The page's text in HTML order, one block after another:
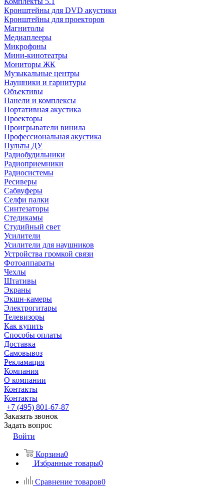
Кронштейны для DVD акустики
Кронштейны для проекторов
Магнитолы
Медиаплееры
Микрофоны
Мини-кинотеатры
Мониторы ЖК
Музыкальные центры
Наушники и гарнитуры
Объективы
Панели и комплексы
Портативная акустика
Проекторы
Проигрыватели винила
Профессиональная акустика
Пульты ДУ
Радиобудильники
Радиоприемники
Радиосистемы
Ресиверы
Сабвуферы
Селфи палки
Синтезаторы
Стедикамы
Студийный свет
Усилители
Усилители для наушников
Устройства громкой связи
Фотоаппараты
Чехлы
Штативы
Экраны
Экшн-камеры
Электрогитары
Телевизоры
Как купить
Способы оплаты
Доставка
Самовывоз
Рекламация
Компания
О компании
Контакты
Контакты
+7 (495) 801-67-87
Заказать звонок
Задать вопрос
Войти
Корзина0
Избранные товары0
Сравнение товаров0